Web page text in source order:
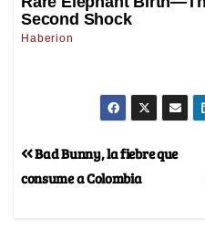
Bad Bunny, la fiebre que
consume a Colombia